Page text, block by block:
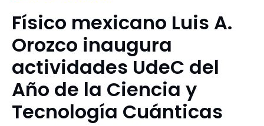
Físico mexicano Luis A.
Orozco inaugura
actividades UdeC del
Año de la Ciencia y
Tecnología Cuánticas